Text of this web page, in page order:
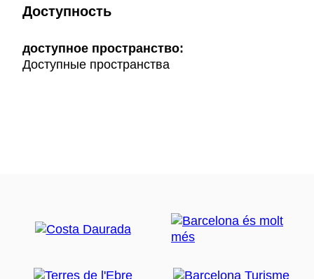
Доступность
доступное пространство:
Доступные пространства